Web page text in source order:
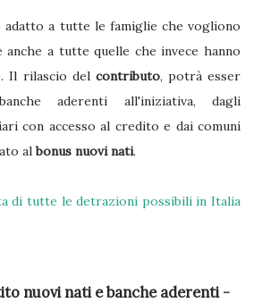
adatto a tutte le famiglie che vogliono
a tutte quelle che invece hanno
Il rilascio del contributo, potrà esser
aderenti all'iniziativa, dagli
con accesso al credito e dai comuni
albonus nuovi nati.
di tutte le detrazioni possibili in Italia
nuovi nati e banche aderenti-